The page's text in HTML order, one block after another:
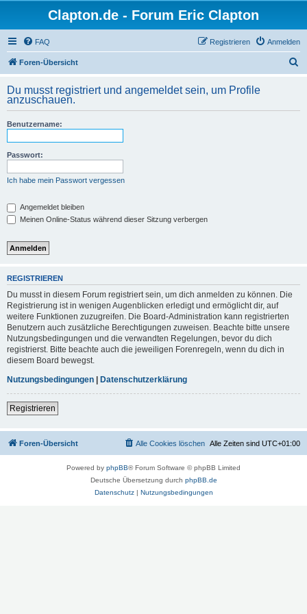
Clapton.de - Forum Eric Clapton
FAQ Anmelden
Registrieren
Foren-Übersicht
h
Du musst registriert und angemeldet sein, um Profile
anzuschauen.
Benutzername:
Passwort:
Ich habe mein Passwort vergessen
Angemeldet bleiben
Meinen Online-Status während dieser Sitzung verbergen
REGISTRIEREN
Du musst in diesem Forum registriert sein, um dich anmelden zu können. Die
Registrierung ist in wenigen Augenblicken erledigt und ermöglicht dir, auf
weitere Funktionen zuzugreifen. Die Board-Administration kann registrierten
Benutzern auch zusätzliche Berechtigungen zuweisen. Beachte bitte unsere
Nutzungsbedingungen und die verwandten Regelungen, bevor du dich
registrierst. Bitte beachte auch die jeweiligen Forenregeln, wenn du dich in
diesem Board bewegst.
Nutzungsbedingungen | Datenschutzerklärung
Registrieren
Foren-Übersicht Alle Zeiten sind UTC+01:00
Alle Cookies löschen
Powered by phpBB® Forum Software © phpBB Limited
Deutsche Übersetzung durch phpBB.de
Datenschutz| Nutzungsbedingungen